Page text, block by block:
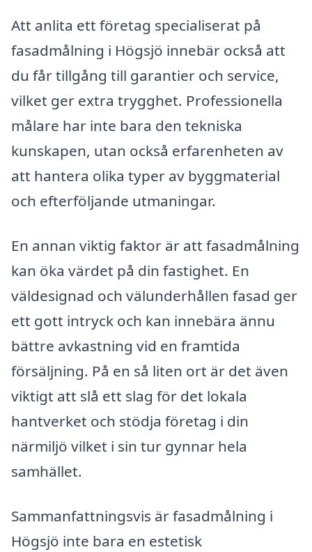
Att anlita ett företag specialiserat på
fasadmålning i Högsjö innebär också att
du får tillgång till garantier och service,
vilket ger extra trygghet. Professionella
målare har inte bara den tekniska
kunskapen, utan också erfarenheten av
att hantera olika typer av byggmaterial
och efterföljande utmaningar.
En annan viktig faktor är att fasadmålning
kan öka värdet på din fastighet. En
väldesignad och välunderhållen fasad ger
ett gott intryck och kan innebära ännu
bättre avkastning vid en framtida
försäljning. På en så liten ort är det även
viktigt att slå ett slag för det lokala
hantverket och stödja företag i din
närmiljö vilket i sin tur gynnar hela
samhället.
Sammanfattningsvis är fasadmålning i
Högsjö inte bara en estetisk